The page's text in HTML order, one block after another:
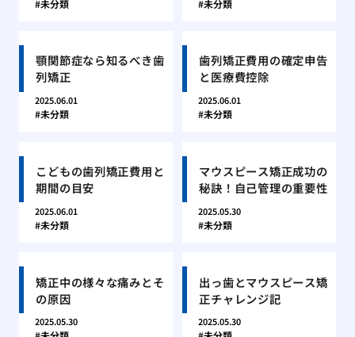
未分類 未分類
顎関節症なら知るべき歯
列矯正
2025.06.01
未分類
歯列矯正費用の確定申告
と医療費控除
2025.06.01
未分類
こどもの歯列矯正費用と
期間の目安
2025.06.01
未分類
マウスピース矯正成功の
秘訣！自己管理の重要性
2025.05.30
未分類
矯正中の様々な痛みとそ
の原因
2025.05.30
出っ歯とマウスピース矯
正チャレンジ記
2025.05.30